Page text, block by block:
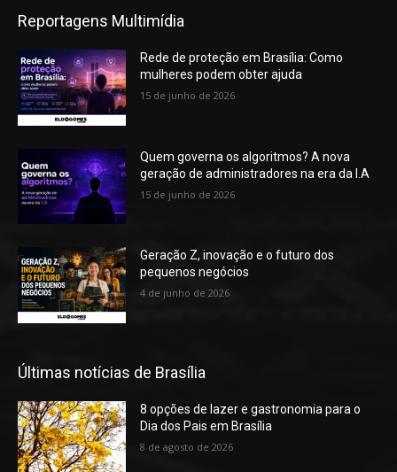
Reportagens Multimídia
Rede de proteção em Brasília: Como
mulheres podem obter ajuda
15 de junho de 2026
Quem governa os algoritmos? A nova
geração de administradores na era da I.A
15 de junho de 2026
Geração Z, inovação e o futuro dos
pequenos negócios
4 de junho de 2026
Últimas notícias de Brasília
8 opções de lazer e gastronomia para o
Dia dos Pais em Brasília
8 de agosto de 2026